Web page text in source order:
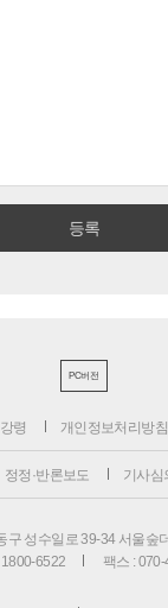
PC버전
령 개인정보처리방침
정정·반론보도 기사심
구 성수일로 39-34 서울숲
6522
팩스 :